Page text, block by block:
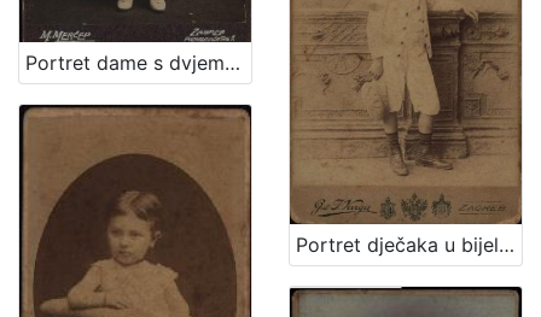
Portret dame s dvjema djevojčicama / M. Merćep ; [izradio] Atelie M. Merćep
Portret dječaka u bijelom odijelu / G. & I.Varga